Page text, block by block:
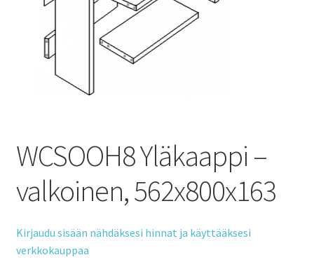
WCSOOH8 Yläkaappi –
valkoinen, 562x800x163
Kirjaudu sisään nähdäksesi hinnat ja käyttääksesi
verkkokauppaa